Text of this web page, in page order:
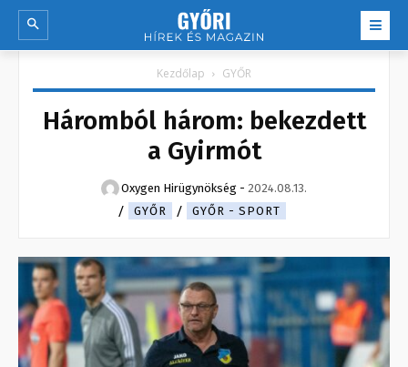
Kezdőlap GYŐR
Háromból három: bekezdett
a Gyirmót
Oxygen Hirügynökség - 2024.08.13.
GYŐR
GYŐR - SPORT